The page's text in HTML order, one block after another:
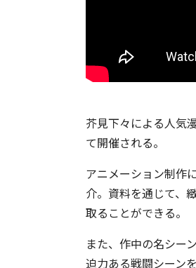
芥見下々による人気
て開催される。
アニメーション制作
介。資料を通じて、
取ることができる。
また、作中の名シー
迫力ある戦闘シーン